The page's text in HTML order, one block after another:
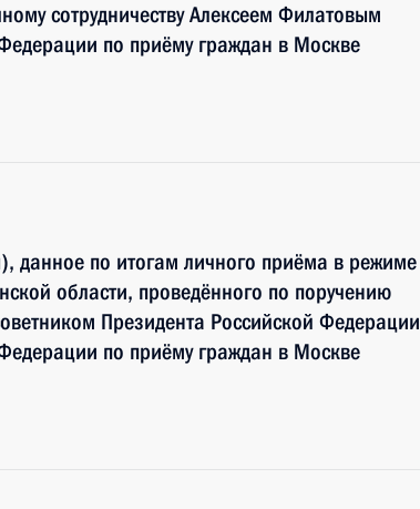
сотрудничеству Алексеем Филатовым
по приёму граждан в Москве
данное по итогам личного приёма в режиме
области, проведённого по поручению
Президента Российской Федерации
по приёму граждан в Москве